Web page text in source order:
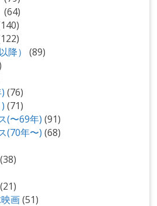
(64)
降）
(89)
(76)
(71)
(〜69年) (91)
(70年〜) (68)
(38)
(21)
画(51)